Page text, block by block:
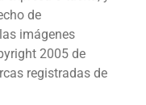
de
imágenes
2005 de
registradas de